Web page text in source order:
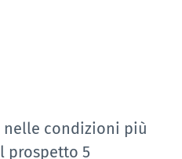
condizioni più
prospetto 5